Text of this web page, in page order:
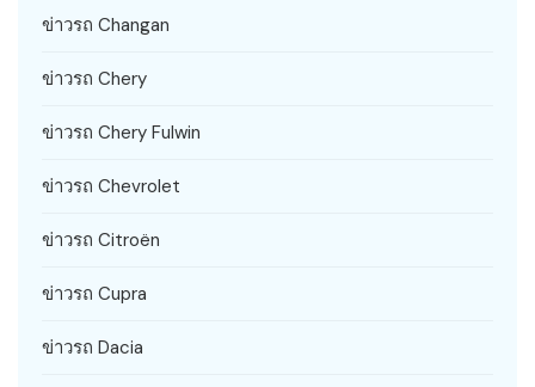
ข่าวรถ Changan
ข่าวรถ Chery
ข่าวรถ Chery Fulwin
ข่าวรถ Chevrolet
ข่าวรถ Citroën
ข่าวรถ Cupra
ข่าวรถ Dacia